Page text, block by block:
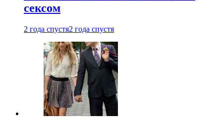
сексом
2 года спустя2 года спустя